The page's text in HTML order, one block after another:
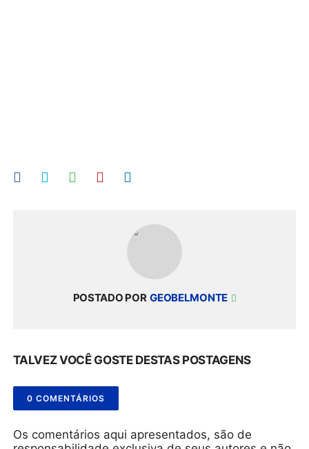
POSTADO POR GEOBELMONTE
TALVEZ VOCÊ GOSTE DESTAS POSTAGENS
0 COMENTÁRIOS
Os comentários aqui apresentados, são de